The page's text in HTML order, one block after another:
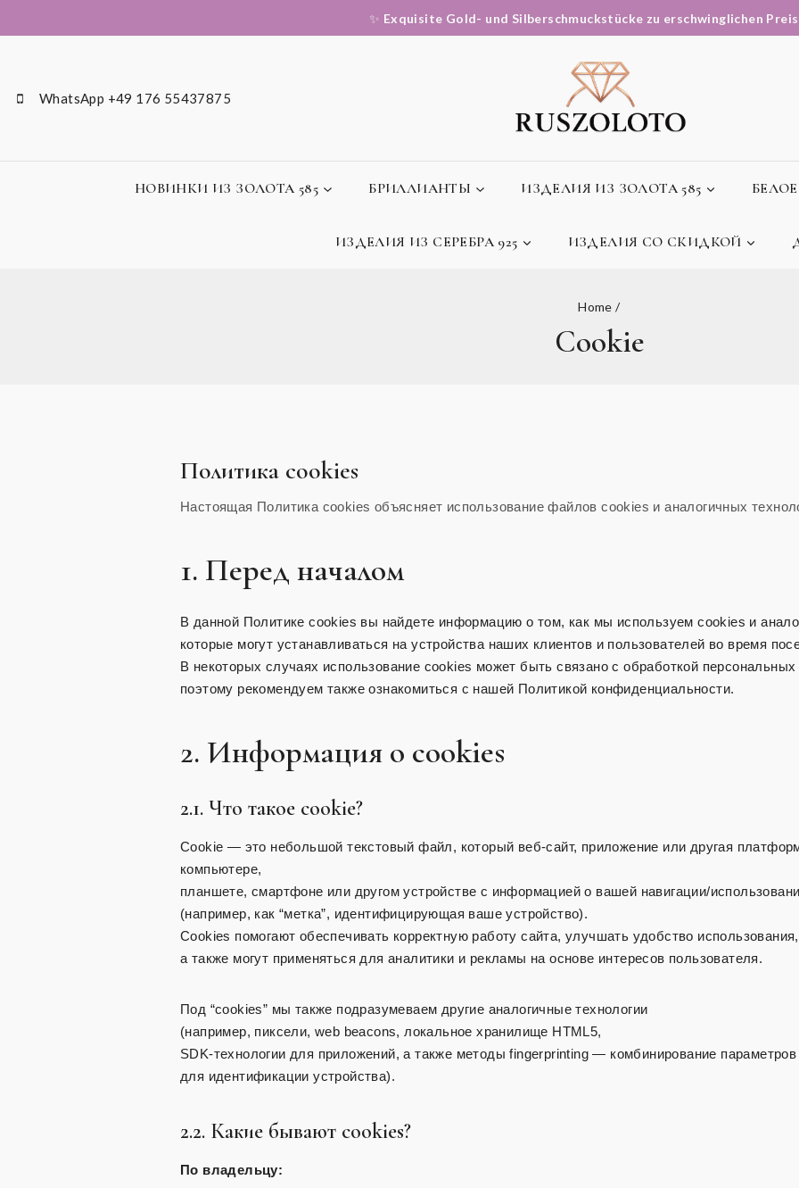
✨ Exquisite Gold- und Silberschmuckstücke zu erschwinglichen
WhatsApp +49 176 55437875
НОВИНКИ ИЗ ЗОЛОТА 585 БРИЛЛИАНТЫ ИЗДЕЛИЯ ИЗ ЗОЛОТА 585
ИЗДЕЛИЯ ИЗ СЕРЕБРА 925 ИЗДЕЛИЯ СО СКИДКОЙ
Home /
Cookie
Политика cookies
Настоящая Политика cookies объясняет использование файлов cookies и аналогичных
1. Перед началом
В данной Политике cookies вы найдете информацию о том, как мы используем cookies и
которые могут устанавливаться на устройства наших клиентов и пользователей во время
В некоторых случаях использование cookies может быть связано с обработкой
поэтому рекомендуем также ознакомиться с нашей Политикой конфиденциальности.
2. Информация о cookies
2.1. Что такое cookie?
Cookie — это небольшой текстовый файл, который веб-сайт, приложение или другая
компьютере,
планшете, смартфоне или другом устройстве с информацией о вашей навигации/
(например, как “метка”, идентифицирующая ваше устройство).
Cookies помогают обеспечивать корректную работу сайта, улучшать удобство использования,
а также могут применяться для аналитики и рекламы на основе интересов пользователя.
Под “cookies” мы также подразумеваем другие аналогичные технологии
(например, пиксели, web beacons, локальное хранилище HTML5,
SDK-технологии для приложений, а также методы fingerprinting — комбинирование параметров
для идентификации устройства).
2.2. Какие бывают cookies?
По владельцу: